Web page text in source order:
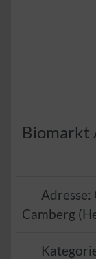
Biomarkt
Adresse:
Camberg (